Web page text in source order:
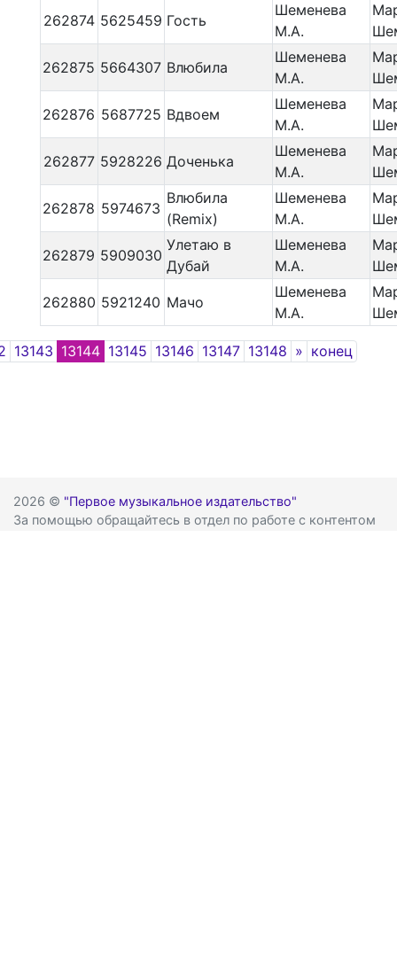
262874 5625459 Гость
Шеменева
М.А.
262875 5664307 Влюбила
Шеменева
М.А.
262876 5687725 Вдвоем
Шеменева
М.А.
262877 5928226 Доченька
Шеменева
М.А.
262878 5974673
Влюбила
(Remix)
Шеменева
М.А.
262879 5909030
Улетаю в
Дубай
Шеменева
М.А.
262880 5921240 Мачо
Шеменева
М.А.
13143 13144 13145 13146 13147 13148 » Next
конец
2026 © "Первое музыкальное издательство"
За помощью обращайтесь в отдел по работе с контентом